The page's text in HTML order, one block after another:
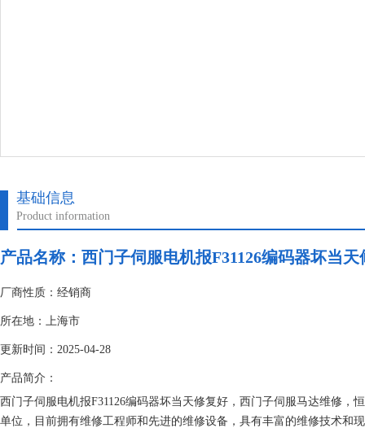
基础信息
Product information
产品名称： 西门子伺服电机报F31126编码器坏当天
厂商性质：经销商
所在地：上海市
更新时间：2025-04-28
产品简介：
西门子伺服电机报F31126编码器坏当天修复好，西门子伺服马达维修
单位，目前拥有维修工程师和先进的维修设备，具有丰富的维修技术和